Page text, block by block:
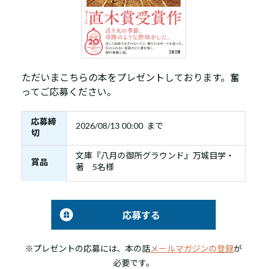
ただいまこちらの本をプレゼントしております。奮
ってご応募ください。
応募締
切
2026/08/13 00:00 まで
賞品
文庫『八月の御所グラウンド』万城目学・
著 5名様
応募する
※プレゼントの応募には、本の話メールマガジンの登録が
必要です。